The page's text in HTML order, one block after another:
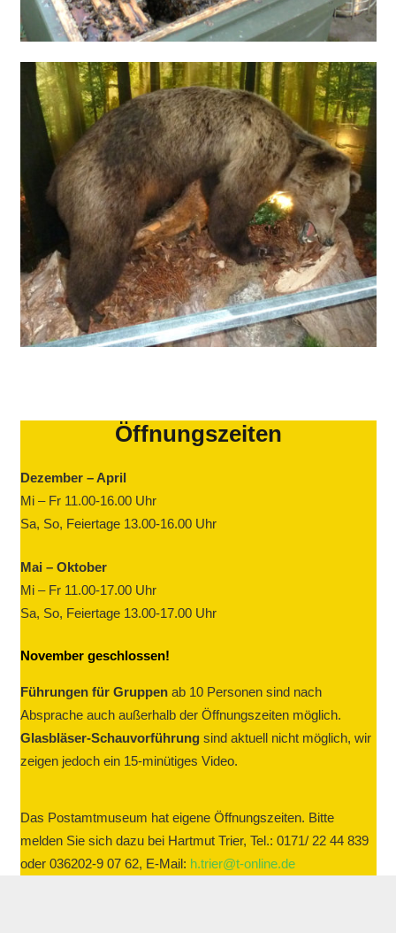
Öffnungszeiten
Dezember – April
Mi – Fr 11.00-16.00 Uhr
Sa, So, Feiertage 13.00-16.00 Uhr
Mai – Oktober
Mi – Fr 11.00-17.00 Uhr
Sa, So, Feiertage 13.00-17.00 Uhr
November geschlossen!
Führungen für Gruppenab 10 Personen sind nach
Absprache auch außerhalb der Öffnungszeiten möglich.
Glasbläser-Schauvorführung sind aktuell nicht möglich, wir
zeigen jedoch ein 15-minütiges Video.
Das Postamtmuseum hat eigene Öffnungszeiten. Bitte
melden Sie sich dazu bei Hartmut Trier, Tel.: 0171/ 22 44 839
oder 036202-9 07 62, E-Mail: h.trier@t-online.de